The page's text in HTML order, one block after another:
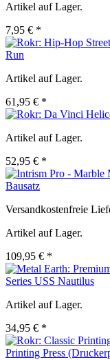
Artikel auf Lager.
7,95 € *
Run
Artikel auf Lager.
61,95 € *
Artikel auf Lager.
52,95 € *
Bausatz
Versandkostenfreie
Artikel auf Lager.
109,95 € *
Series USS Nautilus
Artikel auf Lager.
34,95 € *
Printing Press